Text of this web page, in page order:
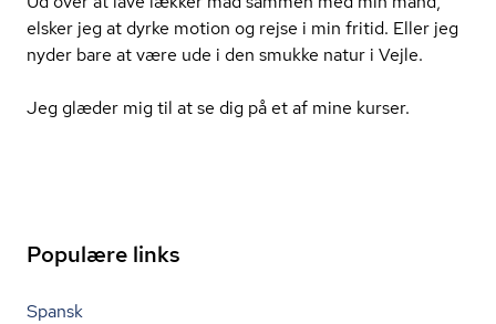
elsker jeg at dyrke motion og rejse i min fritid. Eller jeg
nyder bare at være ude i den smukke natur i Vejle.
Jeg glæder mig til at se dig på et af mine kurser.
Populære links
Spansk